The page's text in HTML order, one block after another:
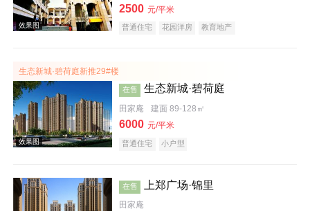
效果图
楼层平面图
2500 元/平米
普通住宅 花园洋房 教育地产
生态新城·碧荷庭新推29#楼
在售 生态新城·碧荷庭
田家庵 建面 89-128㎡
6000 元/平米
普通住宅 小户型
在售 上郑广场·锦里
田家庵